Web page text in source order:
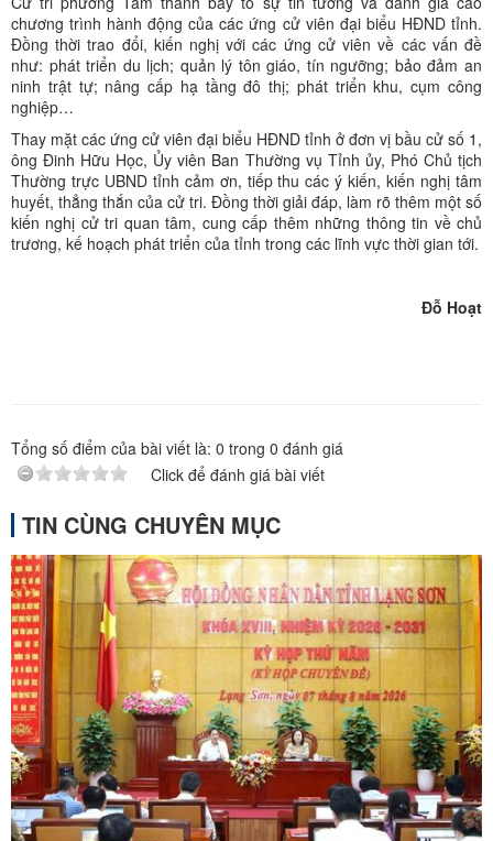
chương trình hành động của các ứng cử viên đại biểu HĐND tỉnh.
Đồng thời trao đổi, kiến nghị với các ứng cử viên về các vấn đề
như: phát triển du lịch; quản lý tôn giáo, tín ngưỡng; bảo đảm an
ninh trật tự; nâng cấp hạ tầng đô thị; phát triển khu, cụm công
nghiệp…
Thay mặt các ứng cử viên đại biểu HĐND tỉnh ở đơn vị bầu cử số 1,
ông Đinh Hữu Học, Ủy viên Ban Thường vụ Tỉnh ủy, Phó Chủ tịch
Thường trực UBND tỉnh cảm ơn, tiếp thu các ý kiến, kiến nghị tâm
huyết, thẳng thắn của cử tri. Đồng thời giải đáp, làm rõ thêm một số
kiến nghị cử tri quan tâm, cung cấp thêm những thông tin về chủ
trương, kế hoạch phát triển của tỉnh trong các lĩnh vực thời gian tới.
Đỗ Hoạt
Tổng số điểm của bài viết là: 0 trong 0 đánh giá
Click để đánh giá bài viết
TIN CÙNG CHUYÊN MỤC